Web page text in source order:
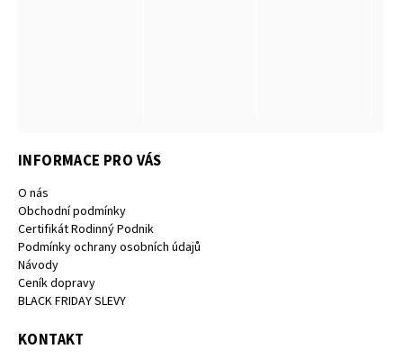
INFORMACE PRO VÁS
O nás
Obchodní podmínky
Certifikát Rodinný Podnik
Podmínky ochrany osobních údajů
Návody
Ceník dopravy
BLACK FRIDAY SLEVY
KONTAKT